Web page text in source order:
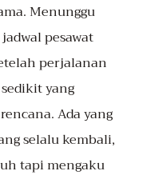
Menunggu
pesawat
perjalanan
yang
Ada yang
selalu kembali,
tapi mengaku